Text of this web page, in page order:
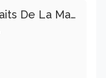
Les Bienfaits De La Marche Sur La Santé Physique Et Mentale